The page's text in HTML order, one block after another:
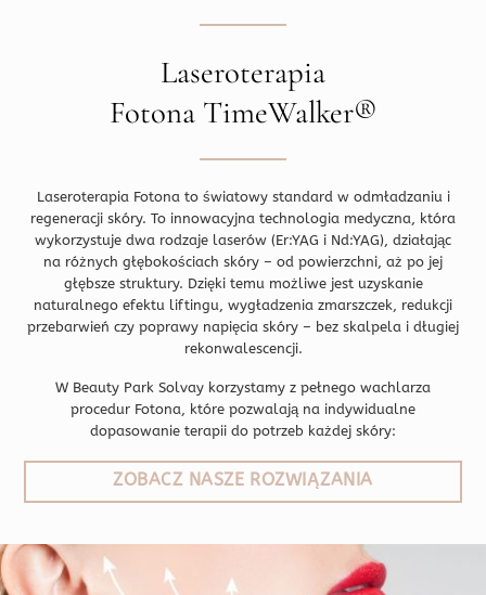
Laseroterapia
Fotona TimeWalker®
Laseroterapia Fotona to światowy standard w odmładzaniu i
regeneracji skóry. To innowacyjna technologia medyczna, która
wykorzystuje dwa rodzaje laserów (Er:YAG i Nd:YAG), działając
na różnych głębokościach skóry – od powierzchni, aż po jej
głębsze struktury. Dzięki temu możliwe jest uzyskanie
naturalnego efektu liftingu, wygładzenia zmarszczek, redukcji
przebarwień czy poprawy napięcia skóry – bez skalpela i długiej
rekonwalescencji.
W Beauty Park Solvay korzystamy z pełnego wachlarza
procedur Fotona, które pozwalają na indywidualne
dopasowanie terapii do potrzeb każdej skóry:
ZOBACZ NASZE ROZWIĄZANIA